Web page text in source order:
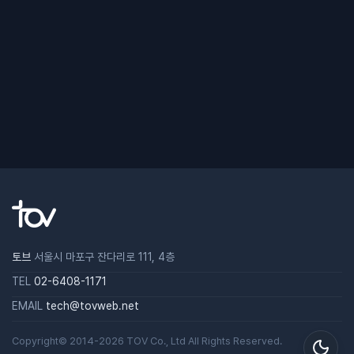
토브 서울시 마포구 잔다리로 111, 4층
TEL 02-6408-1171
EMAIL tech@tovweb.net
Copyright© 2014-2026 TOV Co., Ltd All Rights Reserved.